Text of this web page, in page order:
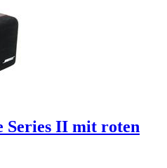
Series II mit roten